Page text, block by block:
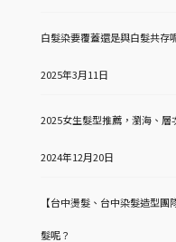
白髮染要覆蓋還是與白髮共存
2025年3月11日
2025女生髮型推薦，瀏海、層
2024年12月20日
【台中燙髮、台中染髮造型
髮呢？